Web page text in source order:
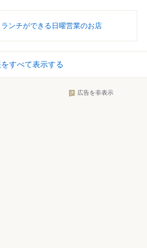
ランチができる日曜営業のお店
すべて表示する
広告を非表示